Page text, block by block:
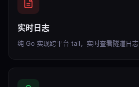
实时日志
纯 Go 实现跨平台 tail，实时查看隧道日志